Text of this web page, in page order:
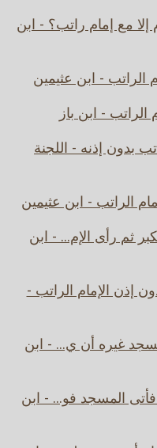
مع إمام راتب؟ - ابن
الراتب - ابن عثيمين
- ابن باز
بدون إذنه - اللجنة
الراتب - ابن عثيمين
ثم رأى الإم... - ابن
إذن الإمام الراتب -
غيره أن ي... - ابن
فأتى المسجد فو... - ابن